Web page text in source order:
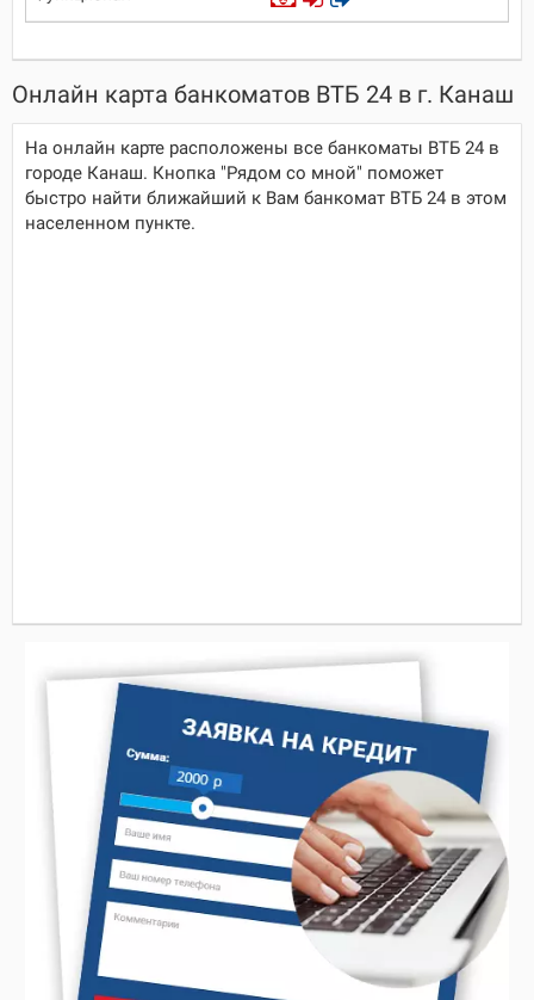
Онлайн карта банкоматов ВТБ 24 в г. Канаш
На онлайн карте расположены все банкоматы ВТБ 24 в
городе Канаш. Кнопка "Рядом со мной" поможет
быстро найти ближайший к Вам банкомат ВТБ 24 в этом
населенном пункте.